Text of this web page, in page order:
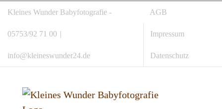
Zum
springen
Kleines Wunder Babyfotografie -
05753/92 71 00 |
info@kleineswunder24.de
AGB
Impressum
Datenschutz